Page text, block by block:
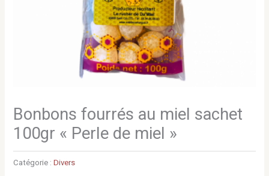
Bonbons fourrés au miel sachet
100gr « Perle de miel »
Catégorie :Divers